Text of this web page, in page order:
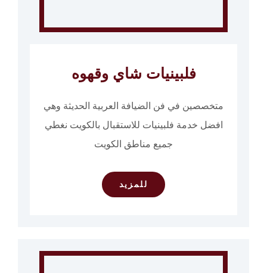
فلبينيات شاي وقهوه
متخصصين في فن الضيافة العربية الحديثة وهي
افضل خدمة فلبينيات للاستقبال بالكويت نغطي
جميع مناطق الكويت
للمزيد